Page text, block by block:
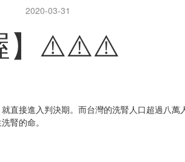
2020-03-31
喔】⚠️⚠️⚠️​
直接進入判決期。而台灣的洗腎人口超過八
腎的命。